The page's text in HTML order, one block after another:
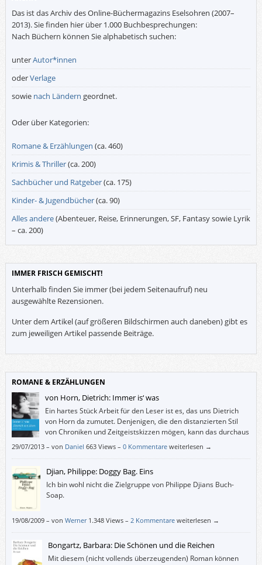
Das ist das Archiv des Online-Büchermagazins Eselsohren (2007–
2013). Sie finden hier über 1.000 Buchbesprechungen:
Nach Büchern können Sie alphabetisch suchen:
unterAutor*innen
oderVerlage
sowie nach Ländern geordnet.
Oder über Kategorien:
Romane & Erzählungen (ca. 460)
Krimis & Thriller(ca. 200)
Sachbücher und Ratgeber(ca. 175)
Kinder- & Jugendbücher(ca. 90)
Alles andere(Abenteuer, Reise, Erinnerungen, SF, Fantasy sowie Lyrik
– ca. 200)
IMMER FRISCH GEMISCHT!
Unterhalb finden Sie immer (bei jedem Seitenaufruf) neu
ausgewählte Rezensionen.
Unter dem Artikel (auf größeren Bildschirmen auch daneben) gibt es
zum jeweiligen Artikel passende Beiträge.
ROMANE & ERZÄHLUNGEN
von Horn, Dietrich: Immer is‘ was
Ein hartes Stück Arbeit für den Leser ist es, das uns Dietrich
von Horn da zumutet. Denjenigen, die den distanzierten Stil
von Chroniken und Zeitgeistskizzen mögen, kann das durchaus
Lesevergnügen bereiten. Dem Leser, dem es eher darum geht,
29/07/2013– von Daniel 663 Views – 0 Kommentare weiterlesen →
Djian, Philippe: Doggy Bag. Eins
Ich bin wohl nicht die Zielgruppe von Philippe Djians Buch-
Soap.
19/08/2009– von Werner 1.348 Views – 2 Kommentare weiterlesen →
Bongartz, Barbara: Die Schönen und die Reichen
Mit diesem (nicht vollends überzeugenden) Roman können